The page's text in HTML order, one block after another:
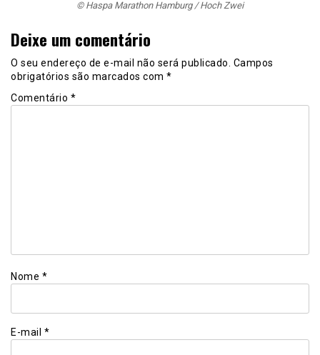
© Haspa Marathon Hamburg / Hoch Zwei
Deixe um comentário
O seu endereço de e-mail não será publicado. Campos
obrigatórios são marcados com *
Comentário *
Nome *
E-mail *